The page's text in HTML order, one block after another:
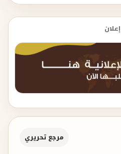
مرجع تحريري
إعلان